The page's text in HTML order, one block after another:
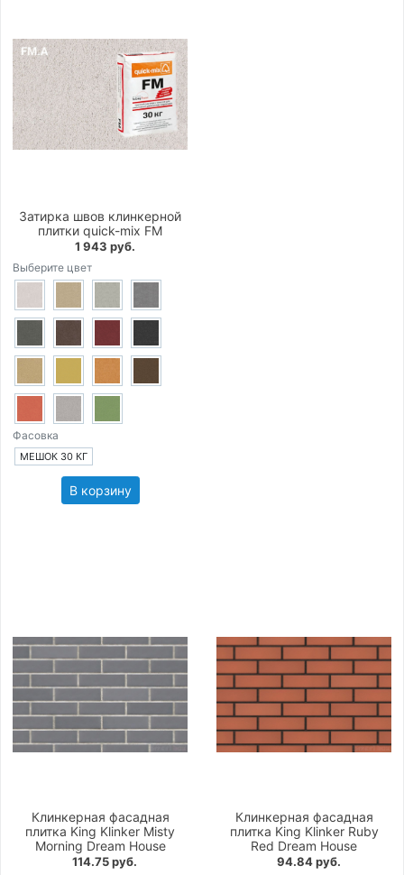
Затирка швов клинкерной
плитки quick-mix FM
1 943 руб.
Выберите цвет
Фасовка
МЕШОК 30 КГ
В корзину
Клинкерная фасадная
плитка King Klinker Misty
Morning Dream House
114.75 руб.
Клинкерная фасадная
плитка King Klinker Ruby
Red Dream House
94.84 руб.